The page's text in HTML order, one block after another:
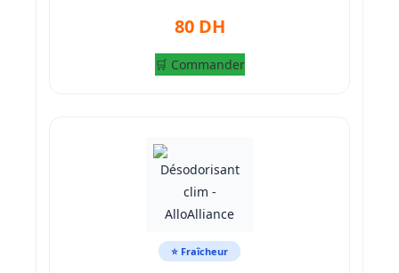
80 DH
🛒 Commander
⭐ Fraîcheur